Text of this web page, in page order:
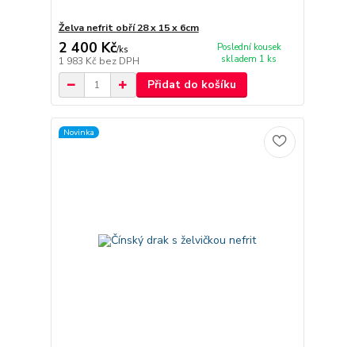
Želva nefrit obří 28 x 15 x 6cm
2 400 Kč/ks
1 983 Kč bez DPH
Poslední kousek
skladem 1 ks
Přidat do košíku
Novinka